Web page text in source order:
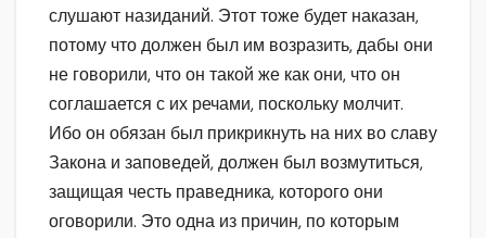
слушают назиданий. Этот тоже будет наказан,
потому что должен был им возразить, дабы они
не говорили, что он такой же как они, что он
соглашается с их речами, поскольку молчит.
Ибо он обязан был прикрикнуть на них во славу
Закона и заповедей, должен был возмутиться,
защищая честь праведника, которого они
оговорили. Это одна из причин, по которым